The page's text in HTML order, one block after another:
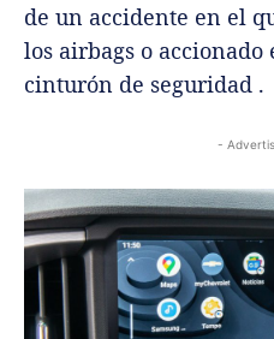
de un accidente en el
los airbags o
cinturón de seguridad .
-